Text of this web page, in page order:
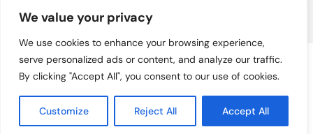
We value your privacy
We use cookies to enhance your browsing experience,
serve personalized ads or content, and analyze our traffic.
By clicking "Accept All", you consent to our use of cookies.
Customize Reject All Accept All
© 2026 • Autobedrijf Minnaard in Kuinre • Powered byGW